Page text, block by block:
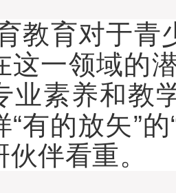
教育对于
这一领域的
业素养和教
“有的放矢”
伴看重。